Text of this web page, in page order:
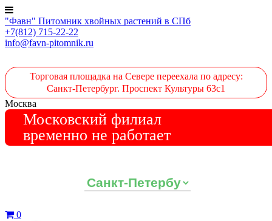
"Фавн" Питомник хвойных растений в СПб
+7(812) 715-22-22
info@favn-pitomnik.ru
Торговая площадка на Севере переехала по адресу:
Санкт-Петербург. Проспект Культуры 63с1
Москва
Московский филиал
временно не работает
0